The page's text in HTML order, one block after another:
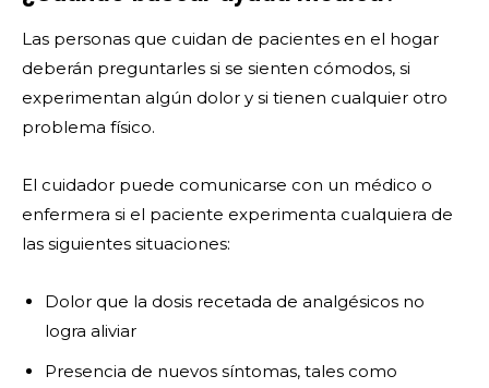
Las personas que cuidan de pacientes en el hogar
deberán preguntarles si se sienten cómodos, si
experimentan algún dolor y si tienen cualquier otro
problema físico.
El cuidador puede comunicarse con un médico o
enfermera si el paciente experimenta cualquiera de
las siguientes situaciones:
Dolor que la dosis recetada de analgésicos no
logra aliviar
Presencia de nuevos síntomas, tales como